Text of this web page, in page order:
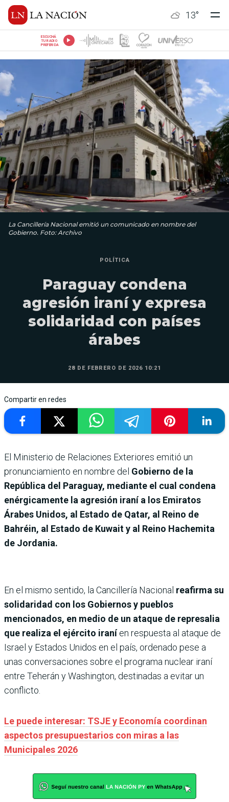
13°
ESCUCHÁ
TU RADIO
PREFERIDA
La Cancillería Nacional emitió un comunicado en nombre del
Gobierno. Foto: Archivo
POLÍTICA
Paraguay condena
agresión iraní y expresa
solidaridad con países
árabes
28 DE FEBRERO DE 2026 10:21
Compartir en redes
El Ministerio de Relaciones Exteriores emitió un
pronunciamiento en nombre del Gobierno de la
República del Paraguay, mediante el cual condena
enérgicamente la agresión iraní a los Emiratos
Árabes Unidos, al Estado de Qatar, al Reino de
Bahréin, al Estado de Kuwait y al Reino Hachemita
de Jordania.
En el mismo sentido, la Cancillería Nacional reafirma su
solidaridad con los Gobiernos y pueblos
mencionados, en medio de un ataque de represalia
que realiza el ejército iraníen respuesta al ataque de
Israel y Estados Unidos en el país, ordenado pese a
unas conversaciones sobre el programa nuclear iraní
entre Teherán y Washington, destinadas a evitar un
conflicto.
Le puede interesar: TSJE y Economía coordinan
aspectos presupuestarios con miras a las
Municipales 2026